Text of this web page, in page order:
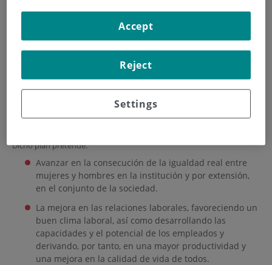
El Patronato de la Fundación Instituto de Investigación Sanitaria de
la Fundación Jiménez Díaz, en el marco de sus funciones,
Plan de Igualdad
hombres en el IIS-FJD, como resultado de un proceso de reflexión
acerca de las necesidades existentes para garantizar la igualdad
Dicho plan pretende:
Avanzar en la consecución de la igualdad real entre
mujeres y hombres en la institución y por extensión,
en el conjunto de la sociedad.
La mejora en las relaciones laborales, favoreciendo un
buen clima laboral, así como desarrollando las
capacidades y el potencial de los empleados y
derivando, por tanto, en una mayor productividad y
una mejora en la calidad de vida de todos.
Settings
Reject
Accept